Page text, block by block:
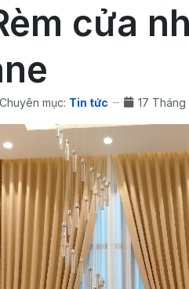
cửa
Chuyên mục: Tin tức 17 Tháng